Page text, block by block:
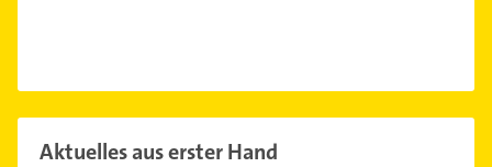
Aktuelles aus erster Hand